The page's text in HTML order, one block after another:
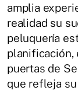
amplia
realidad su
peluquería
planificación,
puertas de
que refleja